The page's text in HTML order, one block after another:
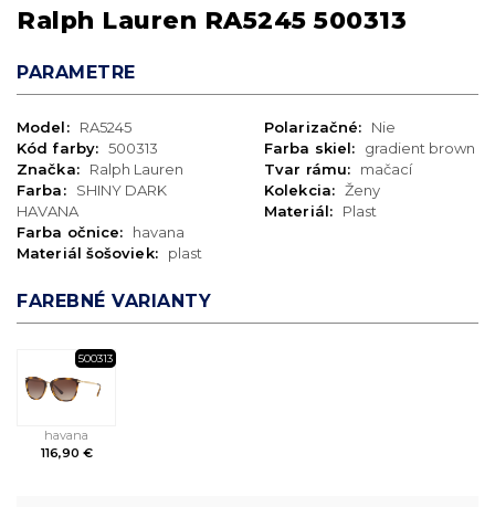
Ralph Lauren RA5245 500313
PARAMETRE
Model:
RA5245
Kód farby: 500313
Značka:
Ralph Lauren
Farba:
SHINY DARK
HAVANA
Farba očnice:
havana
Materiál šošoviek:
plast
Polarizačné:
Nie
Farba skiel:
gradient brown
Tvar rámu:
mačací
Kolekcia: Ženy
Materiál:
Plast
FAREBNÉ VARIANTY
500313
havana
116,90 €